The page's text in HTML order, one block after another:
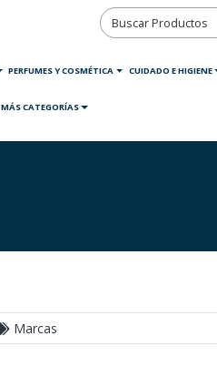
PERFUMES Y COSMÉTICA CUIDADO E HIGIENE
MÁS CATEGORÍAS
Marcas